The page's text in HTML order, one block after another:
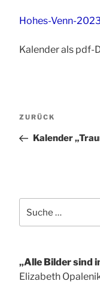
Hohes-Venn-
Kalender als pdf-
Vorheriger
ZURÜCK
Kalender
nach:
„Alle Bilder sind
Elizabeth